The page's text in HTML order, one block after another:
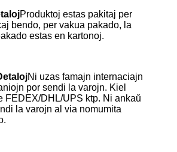
Produktoj estas pakitaj per
bendo, per vakua pakado, la
estas en kartonoj.
Ni uzas famajn internaciajn
por sendi la varojn. Kiel
FEDEX/DHL/UPS ktp. Ni ankaŭ
la varojn al via nomumita